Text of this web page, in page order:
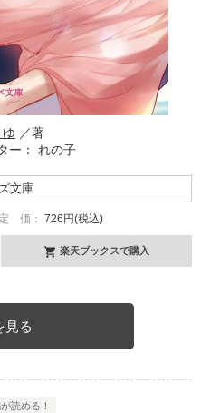
ゆ ／著
ー： れの子
文庫
定 価： 726円(税込)
楽天ブックスで購入
見る
読める！